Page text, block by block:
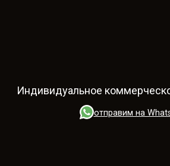
Индивидуальное
отправим на